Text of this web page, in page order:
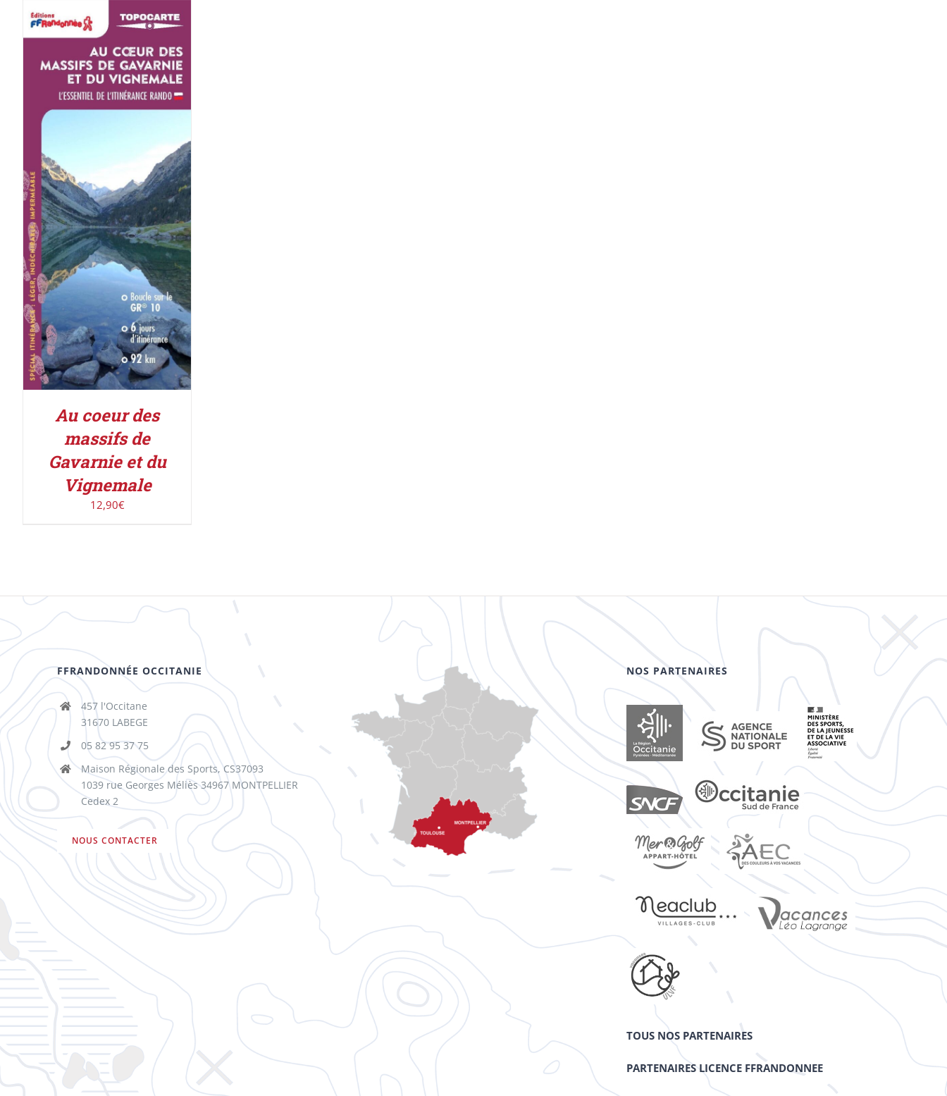
AJOUTER AU PANIER
/
DÉTAILS
Au coeur des
massifs de
Gavarnie et du
Vignemale
12,90€
FFRANDONNÉE OCCITANIE
457 l'Occitane
31670 LABEGE
05 82 95 37 75
Maison Régionale des Sports, CS37093
1039 rue Georges Méliès 34967 MONTPELLIER
Cedex 2
NOUS CONTACTER
NOS PARTENAIRES
TOUS NOS PARTENAIRES
PARTENAIRES LICENCE FFRANDONNEE